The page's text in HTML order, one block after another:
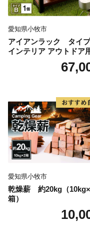
愛知県小牧市
アイアンラック タイ
インテリア アウトドア
レジャー キャンプ
愛知県小牧市
乾燥薪 約20kg（
箱）